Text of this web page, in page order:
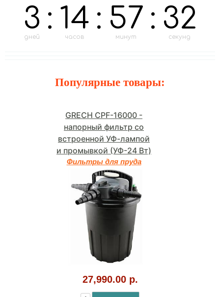
3
дней
: 14
часов
: 57
минут
: 30
секунд
Популярные товары:
GRECH CPF-16000 -
напорный фильтр со
встроенной УФ-лампой
и промывкой (УФ-24 Вт)
Фильтры для пруда
27,990.00 р.